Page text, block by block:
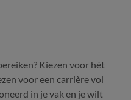
Kiezen voor hét
voor een carrière vol
in je vak en je wilt